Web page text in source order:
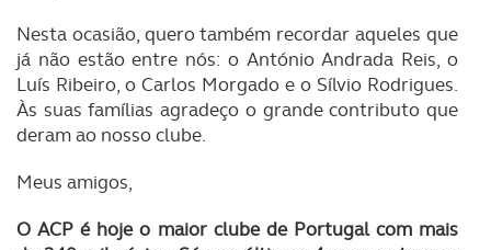
Nesta ocasião, quero também recordar aqueles que
já não estão entre nós: o António Andrada Reis, o
Luís Ribeiro, o Carlos Morgado e o Sílvio Rodrigues.
Às suas famílias agradeço o grande contributo que
deram ao nosso clube.
Meus amigos,
O ACP é hoje o maior clube de Portugal com mais